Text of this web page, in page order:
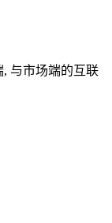
与市场端的互联